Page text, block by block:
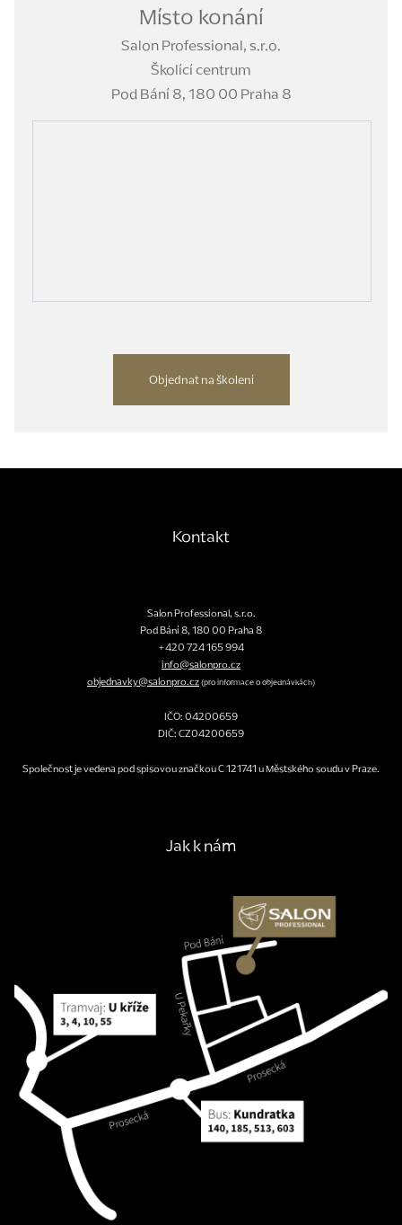
Místo konání
Salon Professional, s.r.o.
Školící centrum
Pod Bání 8, 180 00 Praha 8
Objednat na školení
Kontakt
Salon Professional, s.r.o.
Pod Bání 8,180 00Praha 8
+420 724 165 994
info@salonpro.cz
objednavky@salonpro.cz(pro informace o objednávkách)
IČO: 04200659
DIČ: CZ04200659
Společnost je vedena pod spisovou značkou C 121741 u Městského soudu v Praze.
Jak k nám